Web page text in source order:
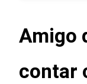
Amigo
contar